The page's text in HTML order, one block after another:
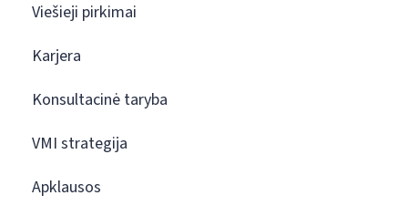
Viešieji pirkimai
Karjera
Konsultacinė taryba
VMI strategija
Apklausos